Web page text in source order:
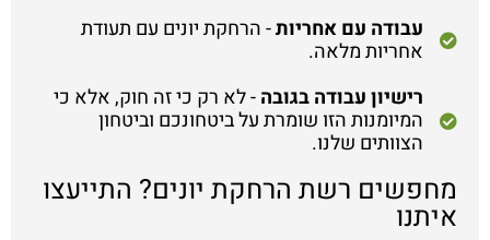
עבודה עם אחריות- הרחקת יונים עם תעודת
אחריות מלאה.
רישיון עבודה בגובה- לא רק כי זה חוק, אלא כי
המיומנות הזו שומרת על ביטחונכם וביטחון
הצוותים שלנו.
מחפשים רשת הרחקת יונים? התייעצו
איתנו